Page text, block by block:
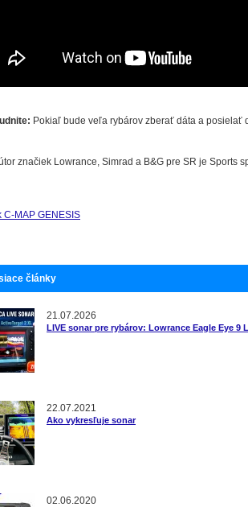
Pokiaľ bude veľa rybárov zberať dáta a posielať
značiek Lowrance, Simrad a B&G pre SR je Sports
C-MAP GENESIS
články
21.07.2026
LIVE sonar pre rybárov: Lowrance Eagle Eye 9
22.07.2021
Ako vykresľuje sonar
02.06.2020